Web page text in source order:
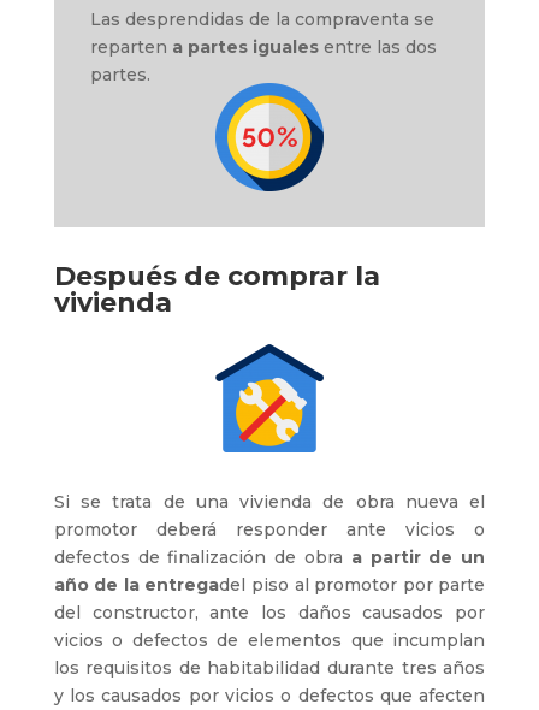
Las desprendidas de la compraventa se
reparten a partes igualesentre las dos
partes.
Después de comprar la
vivienda
Si se trata de una vivienda de obra nueva el
promotor deberá responder ante vicios o
defectos de finalización de obra a partir de un
año de la entregadel piso al promotor por parte
del constructor, ante los daños causados por
vicios o defectos de elementos que incumplan
los requisitos de habitabilidad durante tres años
y los causados por vicios o defectos que afecten